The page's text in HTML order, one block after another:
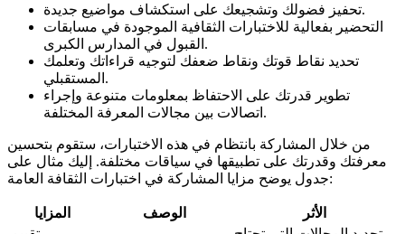
تحفيز فضولك وتشجيعك على استكشاف مواضيع جديدة.
التحضير بفعالية للاختبارات الثقافية الموجودة في مسابقات
القبول في المدارس الكبرى.
تحديد نقاط قوتك ونقاط ضعفك لتوجيه قراءاتك وتعلمك
المستقبلي.
تطوير قدرتك على الاحتفاظ بمعلومات متنوعة وإجراء
اتصالات بين مجالات المعرفة المختلفة.
من خلال المشاركة بانتظام في هذه الاختبارات، ستقوم بتحسين
معرفتك وقدرتك على تطبيقها في سياقات مختلفة. إليك مثال على
جدول يوضح مزايا المشاركة في اختبارات الثقافة العامة:
المزايا الوصف
الأثر